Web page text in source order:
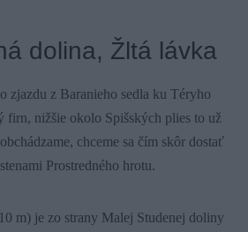
dolina, Žltá lávka
zjazdu z Baranieho sedla ku Téryho
firn, nižšie okolo Spišských plies to už
chceme sa čím skôr dostať
Prostredného hrotu.
m) je zo strany Malej Studenej doliny